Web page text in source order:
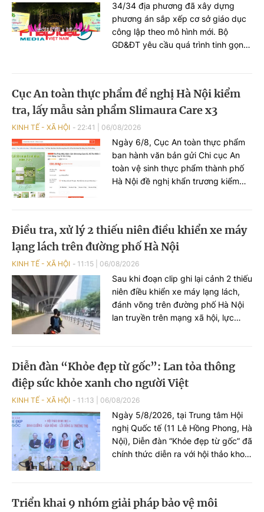
34/34 địa phương đã xây dựng
phương án sắp xếp cơ sở giáo dục
công lập theo mô hình mới. Bộ
GD&ĐT yêu cầu quá trình tinh gọn
đội ngũ nhà giáo.
Cục An toàn thực phẩm đề nghị Hà Nội kiểm
tra, lấy mẫu sản phẩm Slimaura Care x3
KINH TẾ - XÃ HỘI 22:41 06/08/2026
Ngày 6/8, Cục An toàn thực phẩm
ban hành văn bản gửi Chi cục An
toàn vệ sinh thực phẩm thành phố
Hà Nội đề nghị khẩn trương kiểm
Slimaura Care x3.
Điều tra, xử lý 2 thiếu niên điều khiển xe máy
lạng lách trên đường phố Hà Nội
KINH TẾ - XÃ HỘI 11:15 06/08/2026
Sau khi đoạn clip ghi lại cảnh 2 thiếu
niên điều khiển xe máy lạng lách,
đánh võng trên đường phố Hà Nội
lan truyền trên mạng xã hội, lực
định.
Diễn đàn “Khỏe đẹp từ gốc”: Lan tỏa thông
điệp sức khỏe xanh cho người Việt
KINH TẾ - XÃ HỘI 11:13 06/08/2026
Ngày 5/8/2026, tại Trung tâm Hội
nghị Quốc tế (11 Lê Hồng Phong, Hà
Nội), Diễn đàn “Khỏe đẹp từ gốc” đã
chính thức diễn ra với hội thảo khoa
chia sẻ các giải pháp chăm sóc sức
Triển khai 9 nhóm giải pháp bảo vệ môi